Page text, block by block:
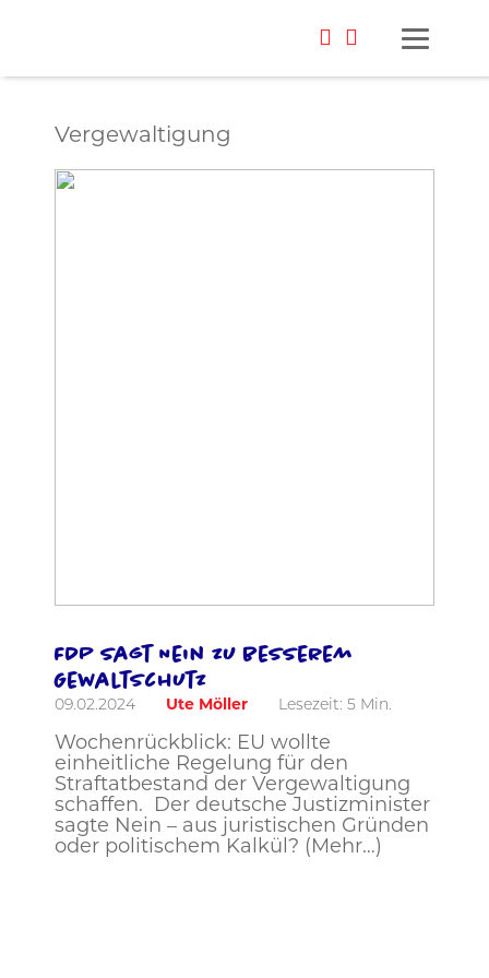
Vergewaltigung
FDP sagt Nein zu besserem
Gewaltschutz
09.02.2024 Ute Möller Lesezeit: 5 Min.
Wochenrückblick: EU wollte
einheitliche Regelung für den
Straftatbestand der Vergewaltigung
schaffen. Der deutsche Justizminister
sagte Nein – aus juristischen Gründen
oder politischem Kalkül? (Mehr…)